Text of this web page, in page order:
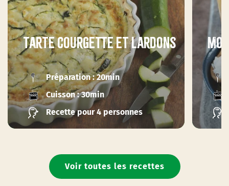
Tarte courgette et lardons
Préparation : 20min
Cuisson : 30min
Recette pour 4 personnes
Voir toutes les recettes